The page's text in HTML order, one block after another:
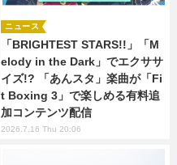
「BRIGHTEST STARS!!」「M
elody in the Dark」でエクササ
イズ!? 「あんスタ」楽曲が「Fi
t Boxing 3」で楽しめる有料追
加コンテンツ配信
ニュース
2026.7.16 Thu 20:06